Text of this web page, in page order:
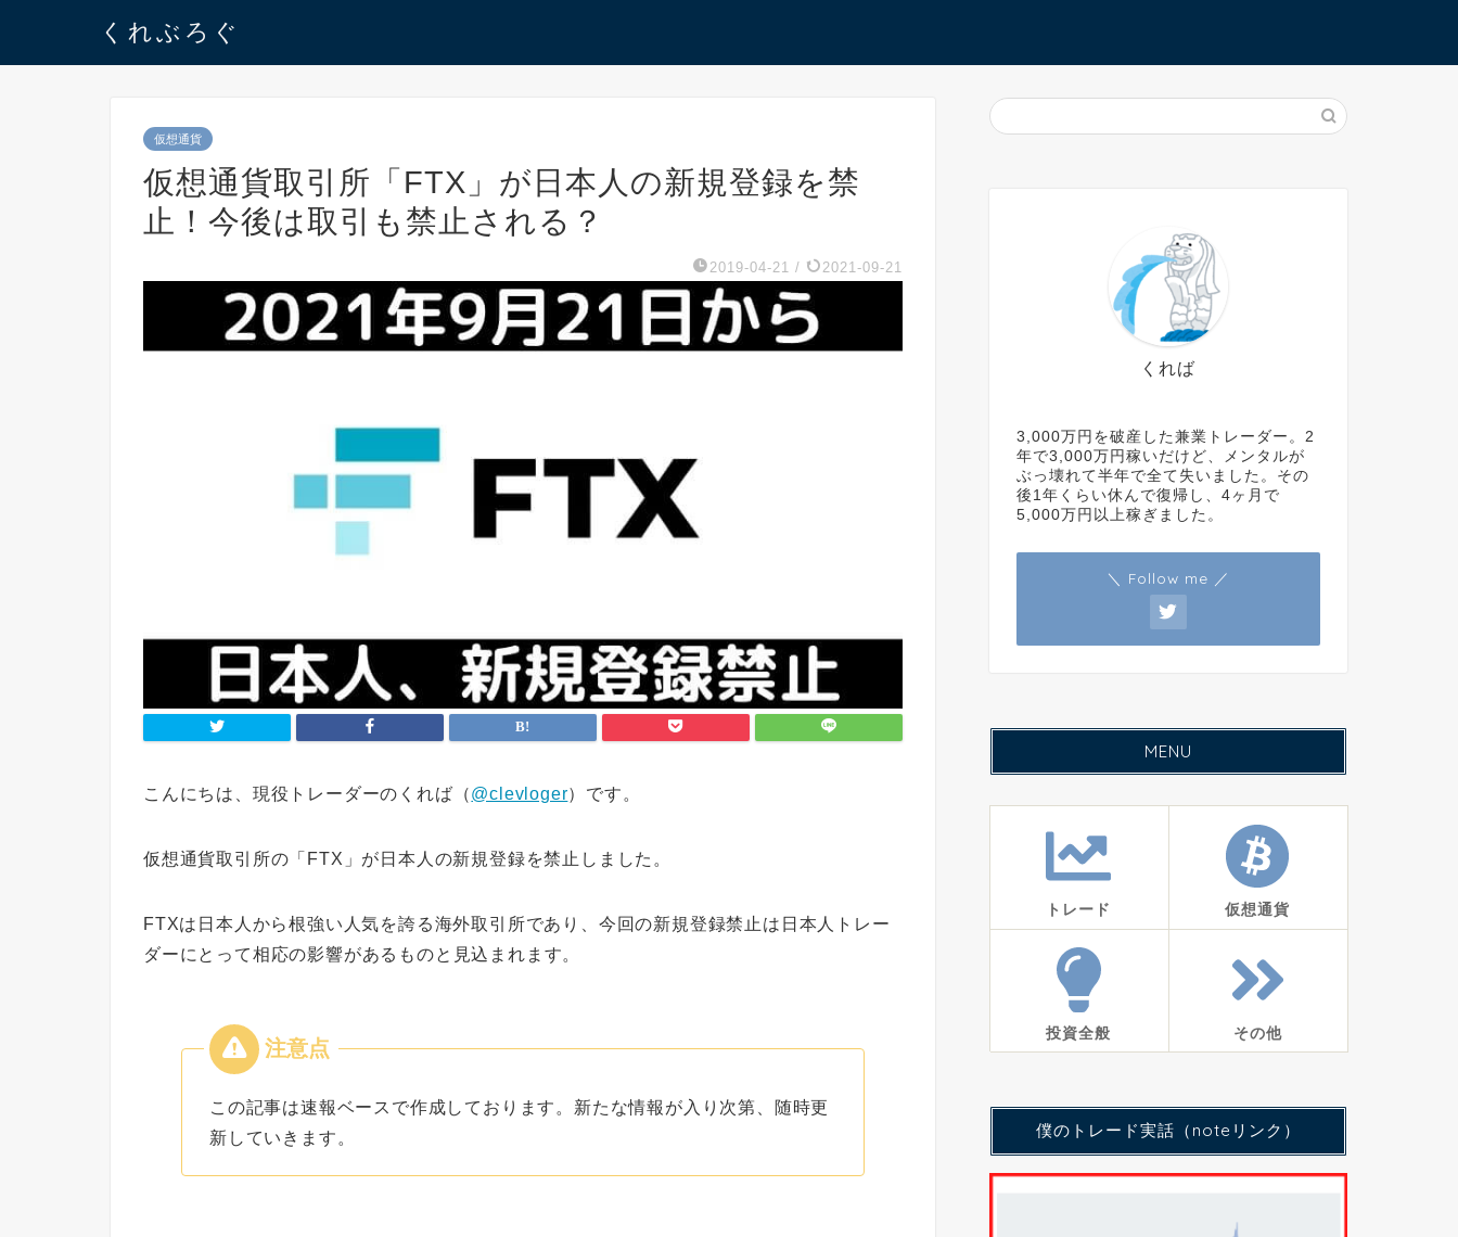
くれぶろぐ
仮想通貨
仮想通貨取引所「FTX」が日本人の新規登録を禁
止！今後は取引も禁止される？
2019-04-21 / 2021-09-21
こんにちは、現役トレーダーのくれば（@clevloger）です。
仮想通貨取引所の「FTX」が日本人の新規登録を禁止 しました。
FTXは日本人から根強い人気を誇る海外取引所であり、今回の新規登録禁止は日本人トレー
ダーにとって相応の影響があるものと見込まれます。
この記事は速報ベースで作成しております。新たな情報が入り次第、随時更
新していきます。
くれば
3,000万円を破産した兼業トレーダー。2
年で3,000万円稼いだけど、メンタルが
ぶっ壊れて半年で全て失いました。その
後1年くらい休んで復帰し、4ヶ月で
5,000万円以上稼ぎました。
＼ Follow me ／
MENU
トレード 仮想通貨
投資全般 その他
僕のトレード実話（noteリンク）